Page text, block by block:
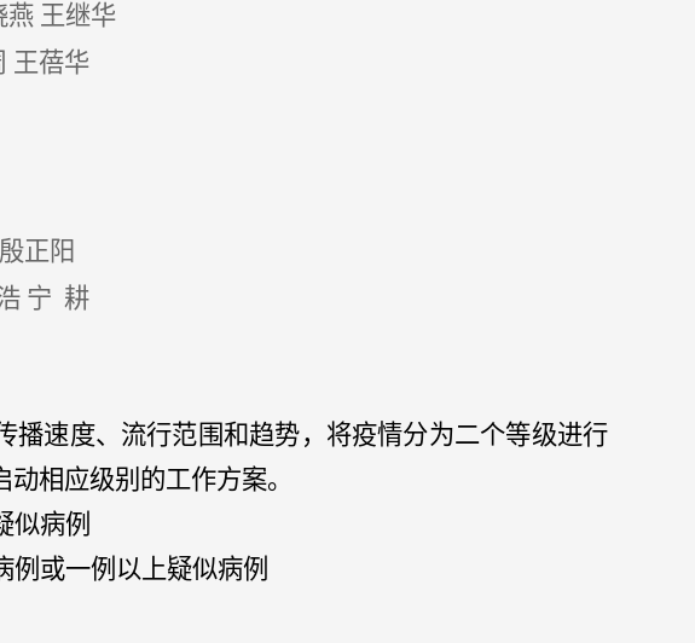
燕 王继华
王蓓华
殷正阳
宁 耕
播速度、流行范围和趋势，将疫情分为二个等级进行
相应级别的工作方案。
似病例
例或一例以上疑似病例